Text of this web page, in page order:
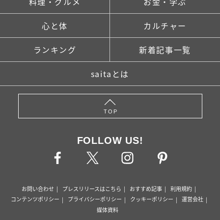
心と体 カルチャー
ランキング 新着記事一覧
saitaとは
TOP
FOLLOW US!
お問い合わせ プレスリリースはこちら おすすめ記事
利用規約
コンテンツポリシー
プライバシーポリシー クッキーポリシー
運営会社
媒体資料